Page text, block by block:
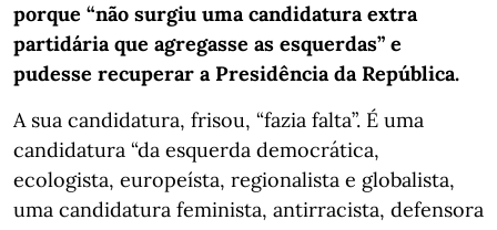
porque “não surgiu uma candidatura extra
partidária que agregasse as esquerdas” e
pudesse recuperar a Presidência da República.
A sua candidatura, frisou, “fazia falta”. É uma
candidatura “da esquerda democrática,
ecologista, europeísta, regionalista e globalista,
uma candidatura feminista, antirracista, defensora